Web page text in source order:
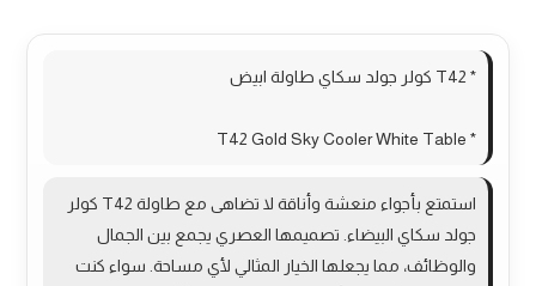
* T42 كولر جولد سكاي طاولة ابيض
* T42 Gold Sky Cooler White Table
استمتع بأجواء منعشة وأناقة لا تضاهى مع طاولة T42 كولر
جولد سكاي البيضاء. تصميمها العصري يجمع بين الجمال
والوظائف، مما يجعلها الخيار المثالي لأي مساحة. سواء كنت